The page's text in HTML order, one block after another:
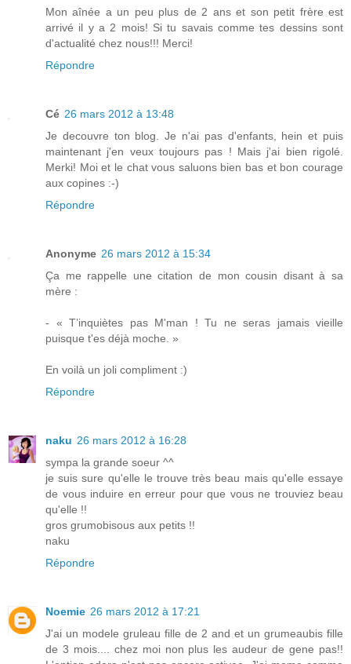
Mon aînée a un peu plus de 2 ans et son petit frère est
arrivé il y a 2 mois! Si tu savais comme tes dessins sont
d'actualité chez nous!!! Merci!
Répondre
Cé 26 mars 2012 à 13:48
Je decouvre ton blog. Je n'ai pas d'enfants, hein et puis
maintenant j'en veux toujours pas ! Mais j'ai bien rigolé.
Merki! Moi et le chat vous saluons bien bas et bon courage
aux copines :-)
Répondre
Anonyme 26 mars 2012 à 15:34
Ça me rappelle une citation de mon cousin disant à sa
mère :
- « T’inquiètes pas M'man ! Tu ne seras jamais vieille
puisque t'es déjà moche. »
En voilà un joli compliment :)
Répondre
naku 26 mars 2012 à 16:28
sympa la grande soeur ^^
je suis sure qu'elle le trouve très beau mais qu'elle essaye
de vous induire en erreur pour que vous ne trouviez beau
qu'elle !!
gros grumobisous aux petits !!
naku
Répondre
Noemie 26 mars 2012 à 17:21
J'ai un modele gruleau fille de 2 and et un grumeaubis fille
de 3 mois.... chez moi non plus les audeur de gene pas!!